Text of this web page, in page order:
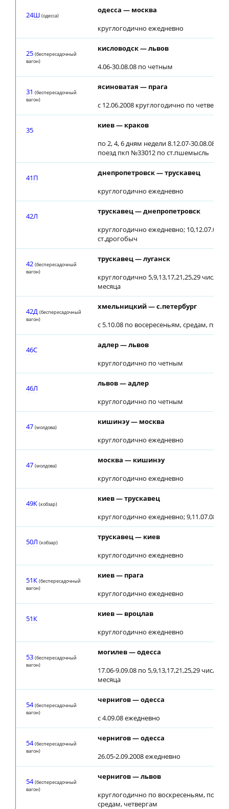
24Ш (одесса)
одесса — москва
круглогодично ежедневно
25 (беспересадочный
вагон)
кисловодск — львов
4.06-30.08.08 по четным
31 (беспересадочный
вагон)
ясиноватая — прага
с 12.06.2008 круглогодично по четвергам
35
киев — краков
по 2, 4, 6 дням недели 8.12.07-30.08.08 с
поезд пкп №33012 по ст.пшемысль
41П
днепропетровск — трускавец
круглогодично ежедневно
42Л
трускавец — днепропетровск
круглогодично ежедневно; 10,12.07.08 от
ст.дрогобыч
42 (беспересадочный
вагон)
трускавец — луганск
круглогодично 5,9,13,17,21,25,29 числа
месяца
42Д (беспересадочный
вагон)
хмельницкий — с.петербург
с 5.10.08 по восересеньям, средам,
46С
адлер — львов
круглогодично по четным
46Л
львов — адлер
круглогодично по четным
47 (молдова)
кишинэу — москва
круглогодично ежедневно
47 (молдова)
москва — кишинэу
круглогодично ежедневно
49К (кобзар)
киев — трускавец
круглогодично ежедневно; 9,11.07.08 до
50Л (кобзар)
трускавец — киев
круглогодично ежедневно
51К (беспересадочный
вагон)
киев — прага
круглогодично ежедневно
51К
киев — вроцлав
круглогодично ежедневно
53 (беспересадочный
вагон)
могилев — одесса
17.06-9.09.08 по 5,9,13,17,21,25,29 числам
месяца
54 (беспересадочный
вагон)
чернигов — одесса
с 4.09.08 ежедневно
54 (беспересадочный
вагон)
чернигов — одесса
26.05-2.09.2008 ежедневно
54 (беспересадочный
вагон)
чернигов — львов
круглогодично по воскресеньям,
средам, четвергам